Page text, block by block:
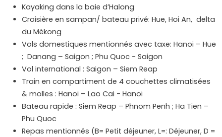
Kayaking dans la baie d’Halong
Croisière en sampan/ bateau privé: Hue, Hoi An, delta
du Mékong
Vols domestiques mentionnés avec taxe: Hanoi – Hue
; Danang – Saigon ; Phu Quoc - Saigon
Vol international : Saigon – Siem Reap
Train en compartiment de 4 couchettes climatisées
& molles : Hanoi – Lao Cai - Hanoi
Bateau rapide : Siem Reap – Phnom Penh ; Ha Tien –
Phu Quoc
Repas mentionnés (B= Petit déjeuner, L=: Déjeuner, D =